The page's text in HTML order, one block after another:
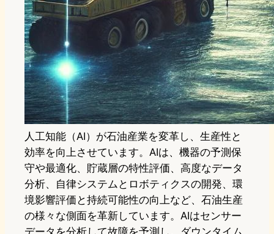
人工知能（AI）が石油産業を変革し、生産性と
効率を向上させています。AIは、機器の予測保
守や最適化、貯蔵層の特性評価、高度なデータ
分析、自律システムとロボティクスの開発、環
境影響評価と持続可能性の向上など、石油生産
の様々な側面を革新しています。AIはセンサー